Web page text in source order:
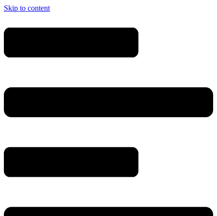
Skip to content